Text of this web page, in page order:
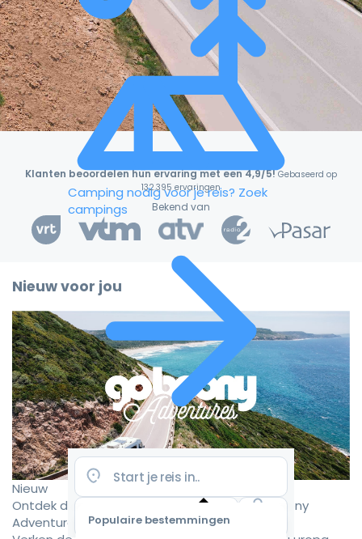
Camping nodig voor je reis? Zoek
campings
Populaire bestemmingen
Klanten beoordelen hun ervaring met een 4,9/5! Gebaseerd op
132.395 ervaringen
Bekend van
Nieuw voor jou
Nieuw
Ontdek de mooiste camperroutes met Goboony
Adventures